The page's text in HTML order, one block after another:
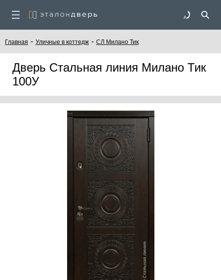
Главная - Уличные в коттедж - СЛ Милано Тик
Дверь Стальная линия Милано Тик
100У